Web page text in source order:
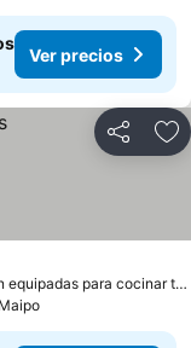
Ver precios
Compartir
Cocinas bien equipadas para cocinar tú mismo